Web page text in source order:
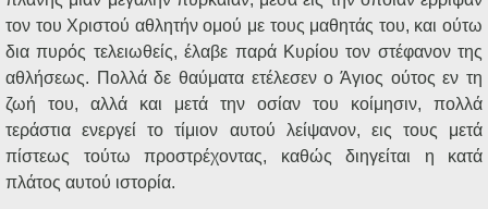
τον του Χριστού αθλητήν ομού με τους μαθητάς του, και ούτω
δια πυρός τελειωθείς, έλαβε παρά Κυρίου τον στέφανον της
αθλήσεως. Πολλά δε θαύματα ετέλεσεν ο Άγιος ούτος εν τη
ζωή του, αλλά και μετά την οσίαν του κοίμησιν, πολλά
τεράστια ενεργεί το τίμιον αυτού λείψανον, εις τους μετά
πίστεως τούτω προστρέχοντας, καθώς διηγείται η κατά
πλάτος αυτού ιστορία.